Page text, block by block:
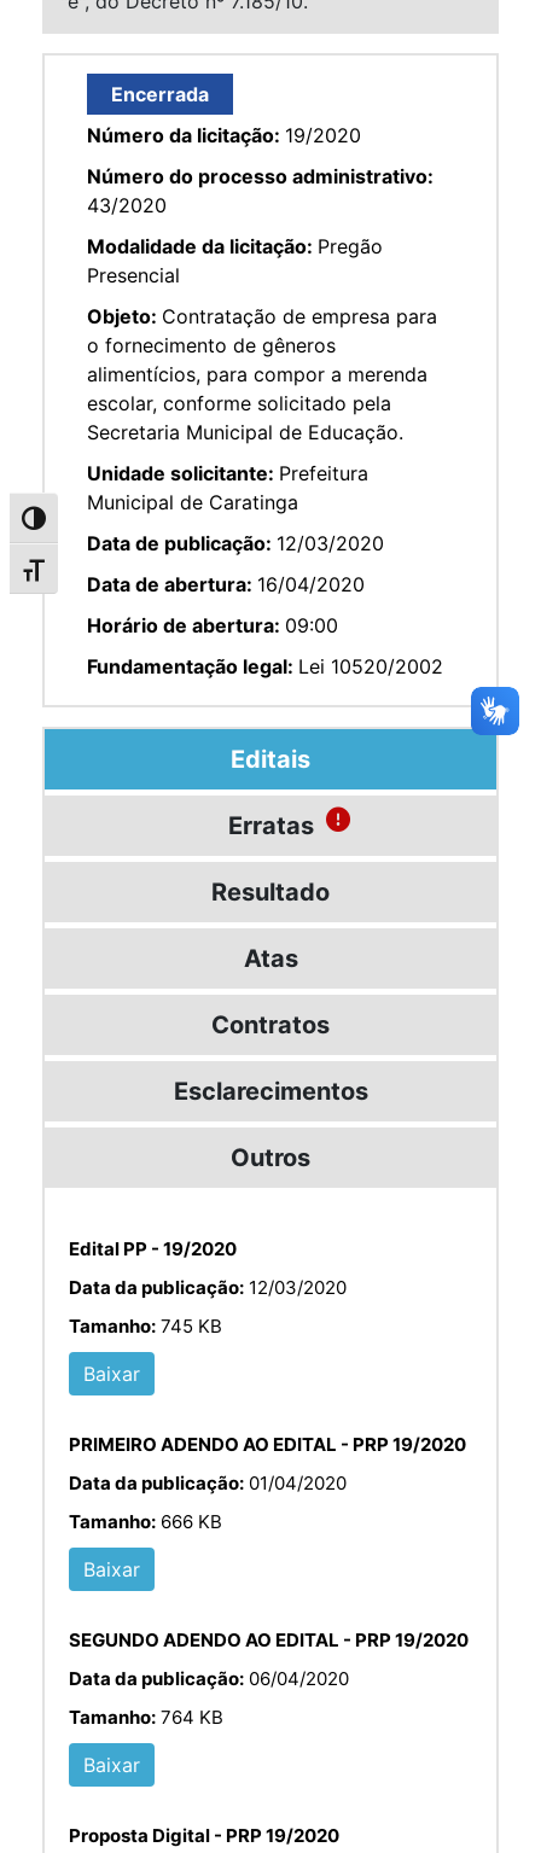
Alternar alto contraste
Alternar tamanho da fonte
Encerrada
Número da licitação: 19/2020
Número do processo administrativo:
43/2020
Modalidade da licitação: Pregão
Presencial
Objeto: Contratação de empresa para
o fornecimento de gêneros
alimentícios, para compor a merenda
escolar, conforme solicitado pela
Secretaria Municipal de Educação.
Unidade solicitante: Prefeitura
Municipal de Caratinga
Data de publicação: 12/03/2020
Data de abertura: 16/04/2020
Horário de abertura: 09:00
Fundamentação legal: Lei 10520/2002
Editais
Erratas
Resultado
Atas
Contratos
Esclarecimentos
Outros
Edital PP - 19/2020
Data da publicação: 12/03/2020
Tamanho: 745 KB
Baixar
PRIMEIRO ADENDO AO EDITAL - PRP 19/2020
Data da publicação: 01/04/2020
Tamanho: 666 KB
Baixar
SEGUNDO ADENDO AO EDITAL - PRP 19/2020
Data da publicação: 06/04/2020
Tamanho: 764 KB
Baixar
Proposta Digital - PRP 19/2020